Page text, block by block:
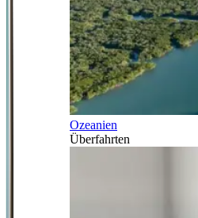
Ozeanien
Überfahrten